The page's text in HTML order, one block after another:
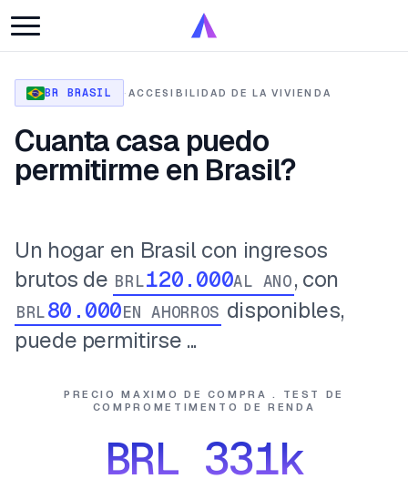
BR BRASIL · ACCESIBILIDAD DE LA VIVIENDA
Cuanta casa puedo
permitirme en Brasil?
Un hogar en Brasil con ingresos
brutos de BRL AL ANO, con
BRL EN AHORROS disponibles,
puede permitirse ...
PRECIO MAXIMO DE COMPRA . TEST DE
COMPROMETIMENTO DE RENDA
BRL 331k